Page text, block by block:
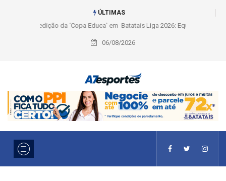
ÚLTIMAS
Liga 2026: Equipes rompem com a LABE na Série Ouro e entidade define
a 2° fase, times e formato
06/08/2026